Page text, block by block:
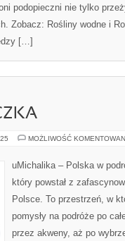
podopieczni nie tylko
Zobacz: Rośliny wodne i
[…]
MOŻLIWOŚĆ
uMichalika – Polska w
który powstał z
Polsce. To przestrzeń, w
pomysły na podróże po
przez akweny, aż po